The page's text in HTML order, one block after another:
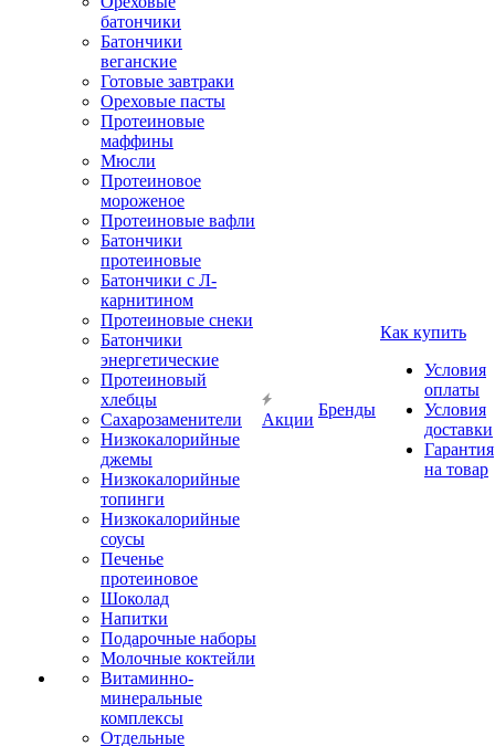
батончики
Батончики
веганские
Готовые завтраки
Ореховые пасты
Протеиновые
маффины
Мюсли
Протеиновое
мороженое
Протеиновые вафли
Батончики
протеиновые
Батончики с Л-
карнитином
Протеиновые снеки
Батончики
энергетические
Протеиновый
хлебцы
Сахарозаменители
Низкокалорийные
джемы
Низкокалорийные
топинги
Низкокалорийные
соусы
Печенье
протеиновое
Шоколад
Напитки
Подарочные наборы
Молочные коктейли
Витаминно-
минеральные
комплексы
Отдельные
Акции
Бренды
Как купить
Условия
оплаты
Условия
доставки
Гарантия
на товар